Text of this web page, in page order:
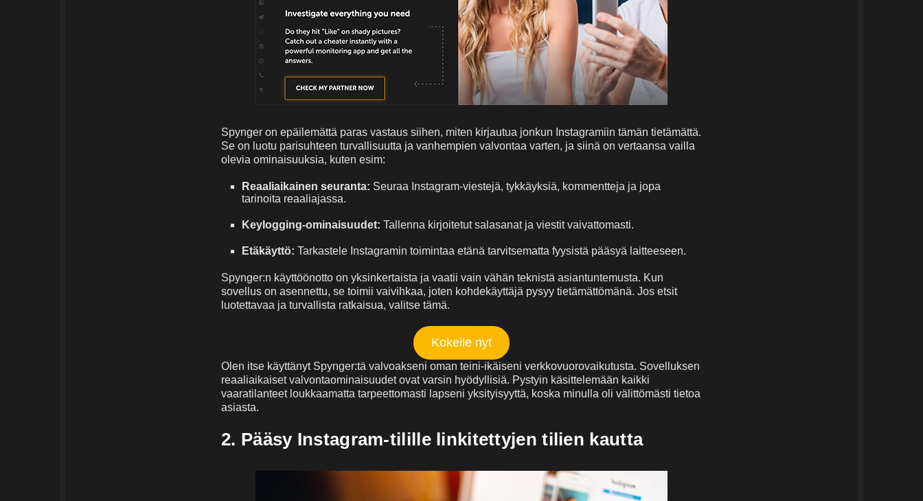
Spynger on epäilemättä paras vastaus siihen, miten kirjautua jonkun Instagramiin tämän tietämättä.
Se on luotu parisuhteen turvallisuutta ja vanhempien valvontaa varten, ja siinä on vertaansa vailla
olevia ominaisuuksia, kuten esim:
Reaaliaikainen seuranta: Seuraa Instagram-viestejä, tykkäyksiä, kommentteja ja jopa
tarinoita reaaliajassa.
Keylogging-ominaisuudet: Tallenna kirjoitetut salasanat ja viestit vaivattomasti.
Etäkäyttö: Tarkastele Instagramin toimintaa etänä tarvitsematta fyysistä pääsyä laitteeseen.
Spynger:n käyttöönotto on yksinkertaista ja vaatii vain vähän teknistä asiantuntemusta. Kun
sovellus on asennettu, se toimii vaivihkaa, joten kohdekäyttäjä pysyy tietämättömänä. Jos etsit
luotettavaa ja turvallista ratkaisua, valitse tämä.
Kokeile nyt
Olen itse käyttänyt Spynger:tä valvoakseni oman teini-ikäiseni verkkovuorovaikutusta. Sovelluksen
reaaliaikaiset valvontaominaisuudet ovat varsin hyödyllisiä. Pystyin käsittelemään kaikki
vaaratilanteet loukkaamatta tarpeettomasti lapseni yksityisyyttä, koska minulla oli välittömästi tietoa
asiasta.
2. Pääsy Instagram-tilille linkitettyjen tilien kautta